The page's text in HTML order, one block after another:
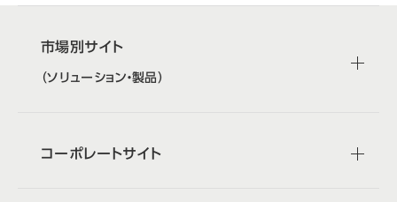
市場別サイト
（ソリューション・製品）
コーポレートサイト